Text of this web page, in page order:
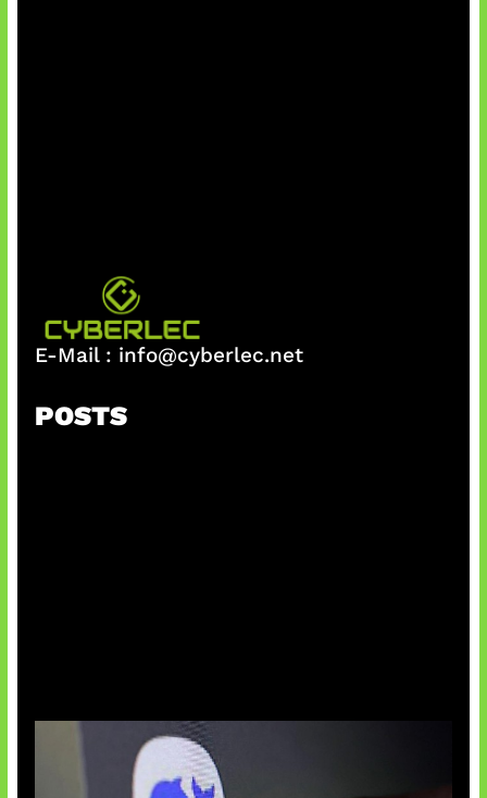
E-Mail : info@cyberlec.net
POSTS